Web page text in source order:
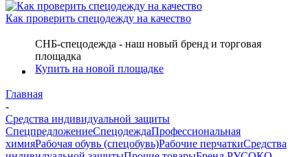
Как проверить спецодежду на качество
СНБ-спецодежда - наш новый бренд и торговая
площадка
Купить на новой площадке
Главная
-
Средства индивидуальной защиты
СпецпредложениеСпецодеждаПрофессиональная
химияРабочая обувь (спецобувь)Рабочие перчаткиСредства